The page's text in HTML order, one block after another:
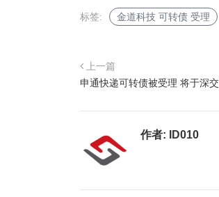
标签: 金道科技 可转债 受理
上一篇
申通快递可转债被受理 将于深
作者: ID010